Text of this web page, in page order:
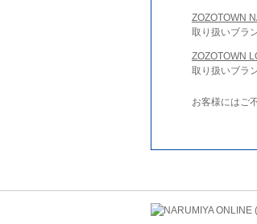
ZOZOTOWN
取り扱いブラ
ZOZOTOWN
取り扱いブラ
お客様にはご